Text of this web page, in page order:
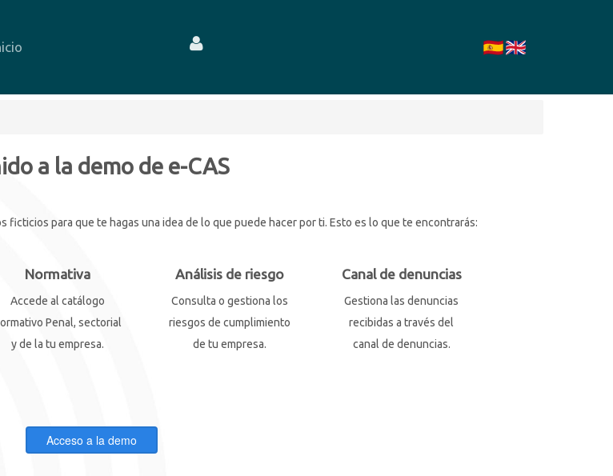
a la demo de e-CAS
para que te hagas una idea de lo que puede hacer por ti. Esto es lo que te encontrarás:
Normativa
Accede al catálogo
Penal, sectorial
y de la tu empresa.
Análisis de riesgo
Consulta o gestiona los
riesgos de cumplimiento
de tu empresa.
Canal de denuncias
Gestiona las denuncias
recibidas a través del
canal de denuncias.